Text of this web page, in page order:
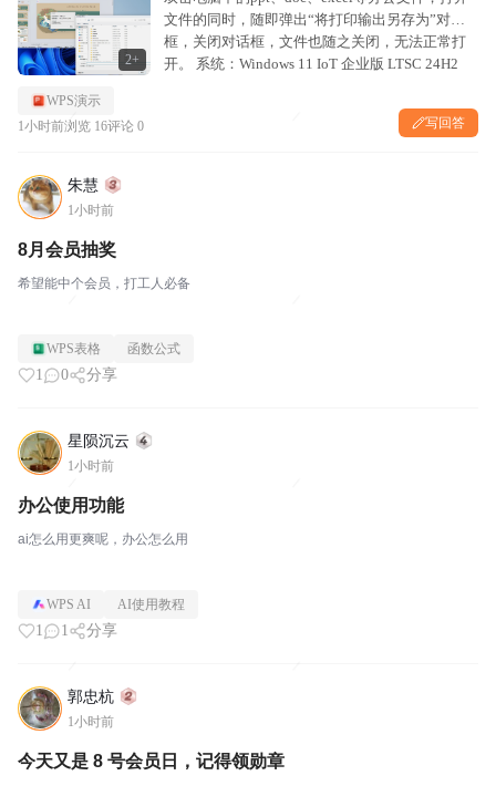
2+
文件的同时，随即弹出“将打印输出另存为”对话
框，关闭对话框，文件也随之关闭，无法正常打
开。 系统：Windows 11 IoT 企业版 LTSC 24H2
WPS演示
1小时前浏览 16评论 0 写回答
朱慧
1小时前
8月会员抽奖
希望能中个会员，打工人必备
WPS表格 函数公式
1 0 分享
星陨沉云
1小时前
办公使用功能
ai怎么用更爽呢，办公怎么用
WPS AI AI使用教程
1 1 分享
郭忠杭
1小时前
今天又是 8 号会员日，记得领勋章